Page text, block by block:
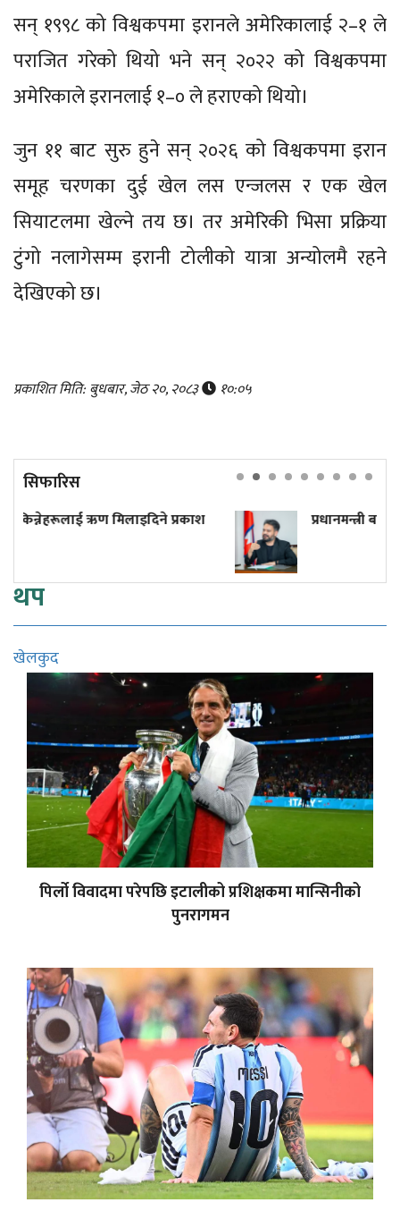
सन् १९९८ को विश्वकपमा इरानले अमेरिकालाई २–१ ले
पराजित गरेको थियो भने सन् २०२२ को विश्वकपमा
अमेरिकाले इरानलाई १–० ले हराएको थियो।
जुन ११ बाट सुरु हुने सन् २०२६ को विश्वकपमा इरान
समूह चरणका दुई खेल लस एन्जलस र एक खेल
सियाटलमा खेल्ने तय छ। तर अमेरिकी भिसा प्रक्रिया
टुंगो नलागेसम्म इरानी टोलीको यात्रा अन्योलमै रहने
देखिएको छ।
प्रकाशित मिति: बुधबार, जेठ २०, २०८३ १०:०५
सिफारिस
प्रकाश प्रधानमन्त्री बालेनले फेरि 'देर' नगरून्!
थप
खेलकुद
पिर्लो विवादमा परेपछि इटालीको प्रशिक्षकमा मान्सिनीको
पुनरागमन